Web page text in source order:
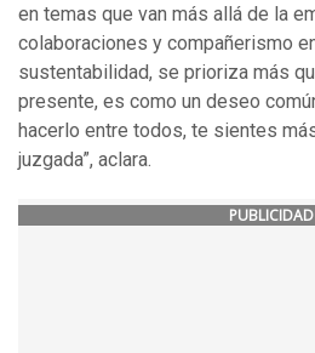
en temas que van más allá de la
colaboraciones y compañerismo
sustentabilidad, se prioriza más
presente, es como un deseo
hacerlo entre todos, te sientes
juzgada”, aclara.
PUBLICIDAD